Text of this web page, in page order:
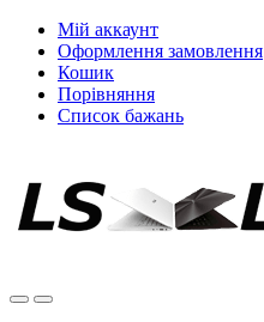
Мій аккаунт
Оформлення замовлення
Кошик
Порівняння
Список бажань